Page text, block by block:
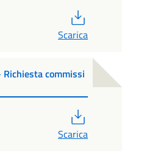
Scarica
commissi
Scarica